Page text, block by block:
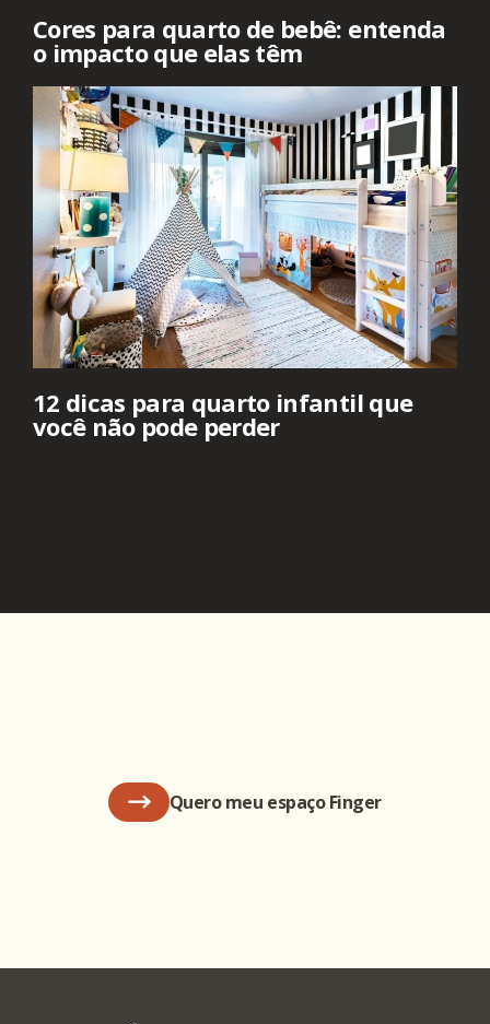
Cores para quarto de bebê: entenda
o impacto que elas têm
12 dicas para quarto infantil que
você não pode perder
Quero meu espaço Finger